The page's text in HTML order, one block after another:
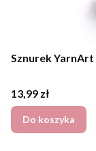
Cena
13,99 zł
Do koszyka